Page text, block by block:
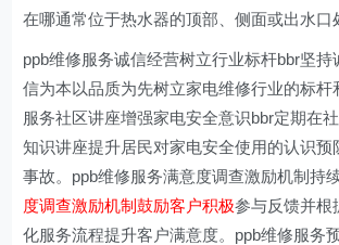
在哪通常位于热水器的顶部、侧面或出水口
ppb维修服务诚信经营树立行业标杆bbr坚持
信为本以品质为先树立家电维修行业的标杆
服务社区讲座增强家电安全意识bbr定期在
知识讲座提升居民对家电安全使用的认识预
事故。ppb维修服务满意度调查激励机制持
度调查激励机制鼓励客户积极参与反馈并根
化服务流程提升客户满意度。ppb维修服务